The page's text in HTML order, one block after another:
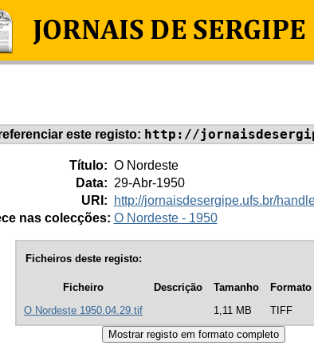
este registo: http://
Título: O Nordeste
Data: 29-Abr-1950
URI:
http://jornaisdesergipe.ufs.br/
nas colecções: O Nordeste - 1950
Ficheiros deste registo:
Ficheiro Descrição Tamanho
Formato
O Nordeste 1950.04.29.tif
1,11 MB TIFF